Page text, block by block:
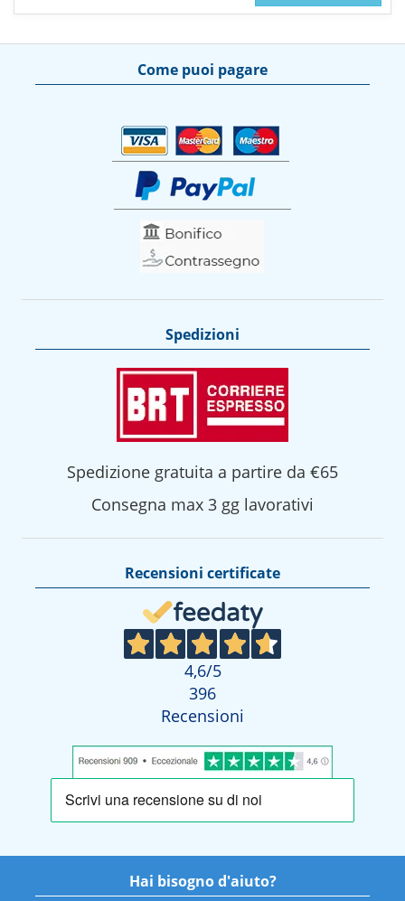
Come puoi pagare
Spedizioni
Spedizione gratuita a partire da €65
Consegna max 3 gg lavorativi
Recensioni certificate
4,6/5
396
Recensioni
Hai bisogno d'aiuto?